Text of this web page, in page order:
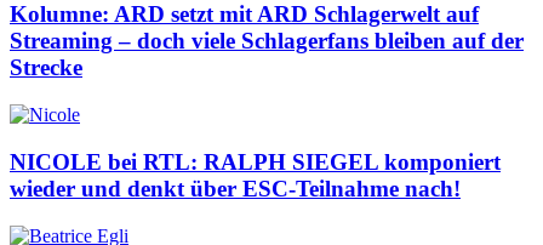
Kolumne: ARD setzt mit ARD Schlagerwelt auf
Streaming – doch viele Schlagerfans bleiben auf der
Strecke
NICOLE bei RTL: RALPH SIEGEL komponiert
wieder und denkt über ESC-Teilnahme nach!